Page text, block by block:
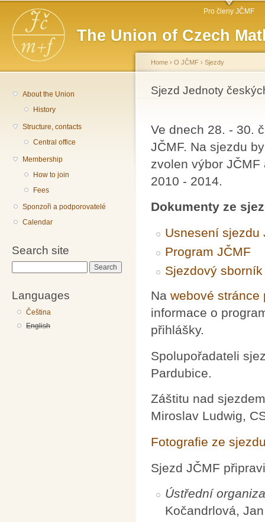
The Union of Czech
Main menu Pro členy JČMF
About the Union
History
Structure, contacts
Central office
Membership
How to join
Fees
Sponzoři a podporovatelé
Calendar
Search site
Languages
Čeština
English
You are here
Home › O JČMF › Sjezdy
Sjezd Jednoty
Ve dnech 28. - 30.
JČMF. Na sjezdu
zvolen výbor
2010 - 2014.
Dokumenty ze
Usnesení sjezdu
Program JČMF
Sjezdový sborník
Na webové stránce
informace o
přihlášky.
Spolupořadateli
Pardubice.
Záštitu nad
Miroslav Ludwig,
Fotografie ze
Sjezd JČMF
Ústřední
Kočandrlová,